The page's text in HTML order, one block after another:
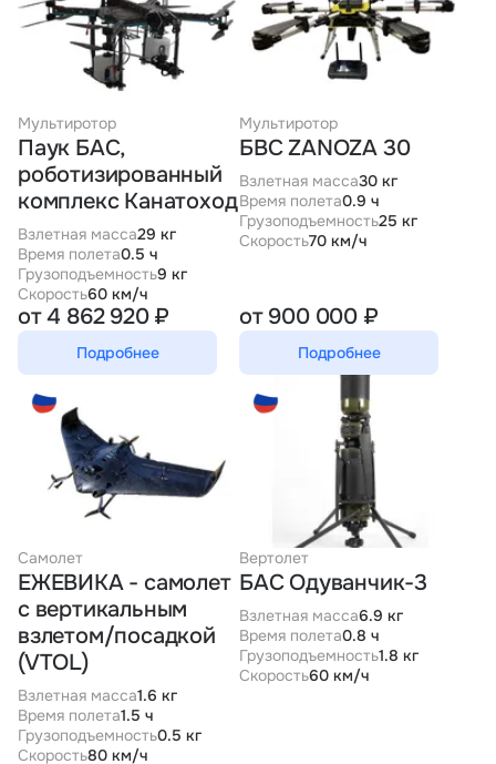
Мультиротор
Паук БАС,
роботизированный
комплекс Канатоход
Взлетная масса29 кг
Время полета0.5 ч
Грузоподъемность9 кг
Скорость60 км/ч
от 4 862 920 ₽
Подробнее
Мультиротор
БВС ZANOZA 30
Взлетная масса30 кг
Время полета0.9 ч
Грузоподъемность25 кг
Скорость70 км/ч
от 900 000 ₽
Подробнее
Самолет
ЕЖЕВИКА - cамолет
с вертикальным
взлетом/посадкой
(VTOL)
Взлетная масса1.6 кг
Время полета1.5 ч
Грузоподъемность0.5 кг
Скорость80 км/ч
Вертолет
БАС Одуванчик-3
Взлетная масса6.9 кг
Время полета0.8 ч
Грузоподъемность1.8 кг
Скорость60 км/ч